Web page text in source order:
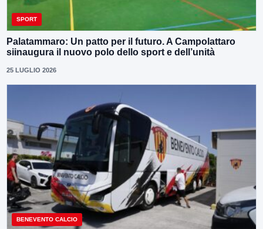
SPORT
Palatammaro: Un patto per il futuro. A Campolattaro
siinaugura il nuovo polo dello sport e dell’unità
25 LUGLIO 2026
BENEVENTO CALCIO